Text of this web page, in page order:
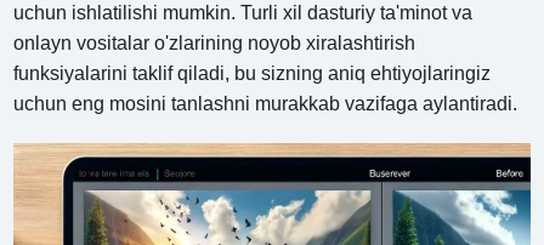
uchun ishlatilishi mumkin. Turli xil dasturiy ta'minot va
onlayn vositalar o'zlarining noyob xiralashtirish
funksiyalarini taklif qiladi, bu sizning aniq ehtiyojlaringiz
uchun eng mosini tanlashni murakkab vazifaga aylantiradi.